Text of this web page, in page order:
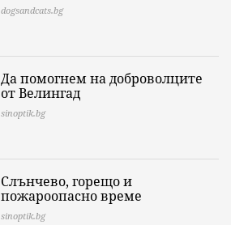
dogsandcats.bg
Да помогнем на доброволците
от Велингад
sinoptik.bg
Слънчево, горещо и
пожароопасно време
sinoptik.bg